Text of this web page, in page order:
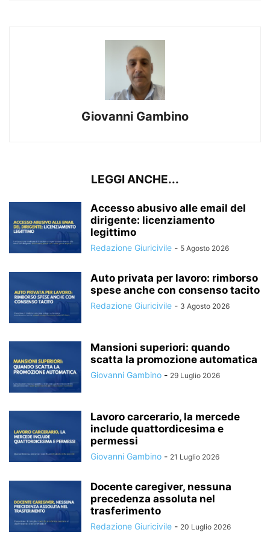
Giovanni Gambino
LEGGI ANCHE...
Accesso abusivo alle email del
dirigente: licenziamento
legittimo
Redazione Giuricivile - 5 Agosto 2026
Auto privata per lavoro: rimborso
spese anche con consenso tacito
Redazione Giuricivile - 3 Agosto 2026
Mansioni superiori: quando
scatta la promozione automatica
Giovanni Gambino - 29 Luglio 2026
Lavoro carcerario, la mercede
include quattordicesima e
permessi
Giovanni Gambino - 21 Luglio 2026
Docente caregiver, nessuna
precedenza assoluta nel
trasferimento
Redazione Giuricivile - 20 Luglio 2026